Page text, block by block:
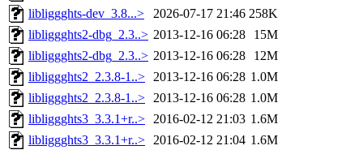
libliggghts-dev_3.8...>
2026-07-17 21:46 258K
libliggghts2-dbg_2.3..> 2013-12-16 06:28
15M
libliggghts2-dbg_2.3..> 2013-12-16 06:28
12M
libliggghts2_2.3.8-1..> 2013-12-16 06:28 1.0M
libliggghts2_2.3.8-1..> 2013-12-16 06:28 1.0M
libliggghts3_3.3.1+r..> 2016-02-12 21:03 1.6M
libliggghts3_3.3.1+r..> 2016-02-12 21:04 1.6M